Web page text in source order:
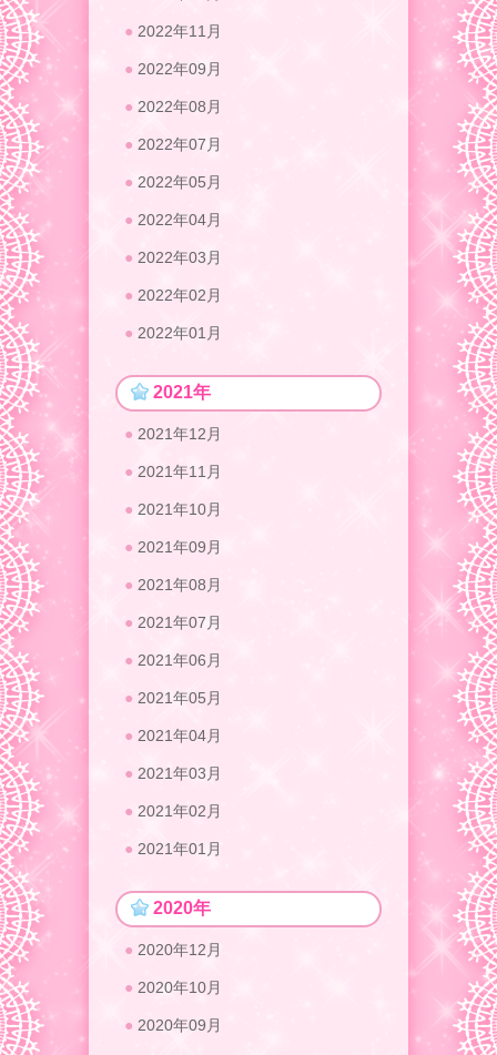
2022年11月
2022年09月
2022年08月
2022年07月
2022年05月
2022年04月
2022年03月
2022年02月
2022年01月
2021年
2021年12月
2021年11月
2021年10月
2021年09月
2021年08月
2021年07月
2021年06月
2021年05月
2021年04月
2021年03月
2021年02月
2021年01月
2020年
2020年12月
2020年10月
2020年09月